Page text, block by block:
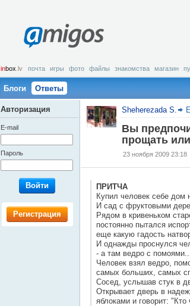
amigos
inbox .lv почта игры фото файлы знакомства магазин
Блоги Ответы
Sheherezada S.
Вы
прощать
23 ноября 2009 23:18
ПРИТЧА
Купил человек себе дом
И сад с фруктовыми
Рядом в кривеньком
постоянно пытался
еще какую гадость
И однажды проснулся
- а там ведро с
Человек взял ведро,
самых больших, самых
Сосед, услышав стук в
Открывает дверь в
яблоками и говорит:
Авторизация
E-mail
Пароль
Войти
Регистрация